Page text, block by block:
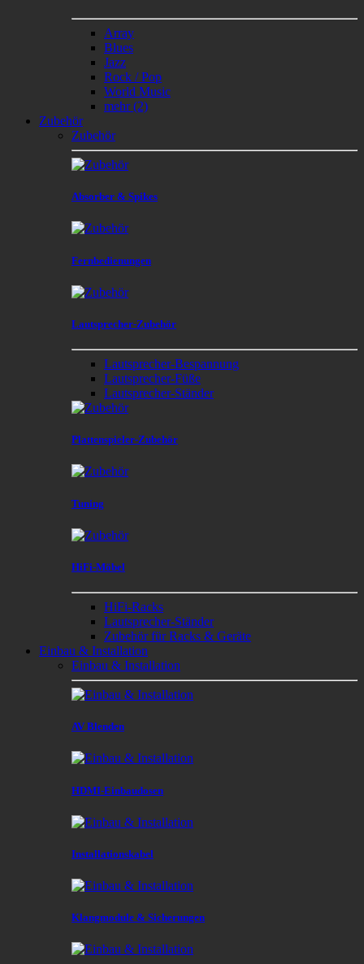
Array
Blues
Jazz
Rock / Pop
World Music
mehr(2)
Zubehör
Zubehör
Absorber & Spikes
Fernbedienungen
Lautsprecher-Zubehör
Lautsprecher-Bespannung
Lautsprecher-Füße
Lautsprecher-Ständer
Plattenspieler-Zubehör
Tuning
HiFi-Möbel
HiFi-Racks
Lautsprecher-Ständer
Zubehör für Racks & Geräte
Einbau & Installation
Einbau & Installation
AV Blenden
HDMI-Einbaudosen
Installationskabel
Klangmodule & Sicherungen